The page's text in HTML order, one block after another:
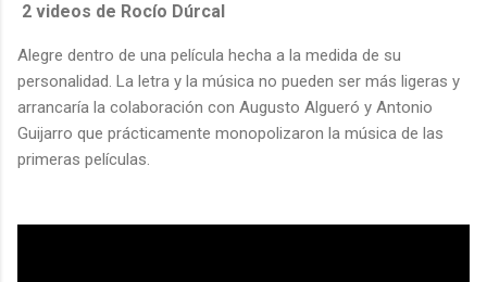
2 videos de Rocío Dúrcal
Alegre dentro de una película hecha a la medida de su
personalidad. La letra y la música no pueden ser más ligeras y
arrancaría la colaboración con Augusto Algueró y Antonio
Guijarro que prácticamente monopolizaron la música de las
primeras películas.